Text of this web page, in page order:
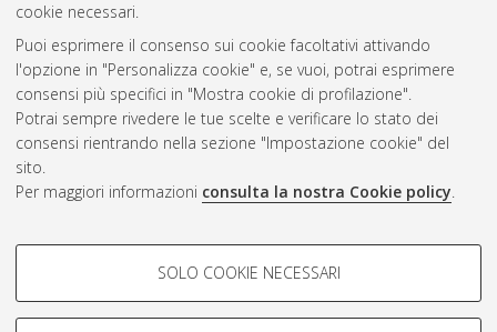
cookie necessari.
Puoi esprimere il consenso sui cookie facoltativi attivando
l'opzione in "Personalizza cookie" e, se vuoi, potrai esprimere
consensi più specifici in "Mostra cookie di profilazione".
Potrai sempre rivedere le tue scelte e verificare lo stato dei
consensi rientrando nella sezione "Impostazione cookie" del
sito.
Per maggiori informazioni consulta la nostra Cookie policy.
COOKIE DI PROFILAZIONE -
Si tratta di cookie utilizzati per analizzare le caratteristiche della
SOLO COOKIE NECESSARI
Atom
Rss 1.0
Rss 2.0
AMS Laurea
Impostazioni Cookie
Informativa sulla privacy
Condizioni d’uso del sito